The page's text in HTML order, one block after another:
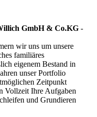
GmbH & Co.KG -
wir uns um unsere
familiäres
eigenem Bestand in
unser Portfolio
Zeitpunkt
Vollzeit Ihre Aufgaben
und Grundieren